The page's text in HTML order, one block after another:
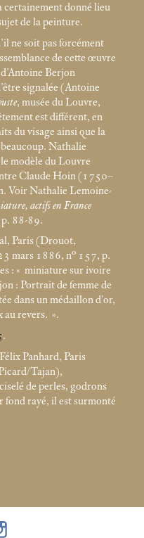
certainement donné lieu
de la peinture.
ne soit pas forcément
de cette œuvre
Berjon
signalée (Antoine
, musée du Louvre,
est différent, en
du visage ainsi que la
Nathalie
modèle du Louvre
Claude Hoin (1750–
Voir Nathalie Lemoine-
actifs en France
88-89.
Paris (Drouot,
mars 1886, n° 157, p.
: « miniature sur ivoire
: Portrait de femme de
dans un médaillon d’or,
au revers. ».
.
Panhard, Paris
Tajan),
ciselé de perles, godrons
fond rayé, il est surmonté